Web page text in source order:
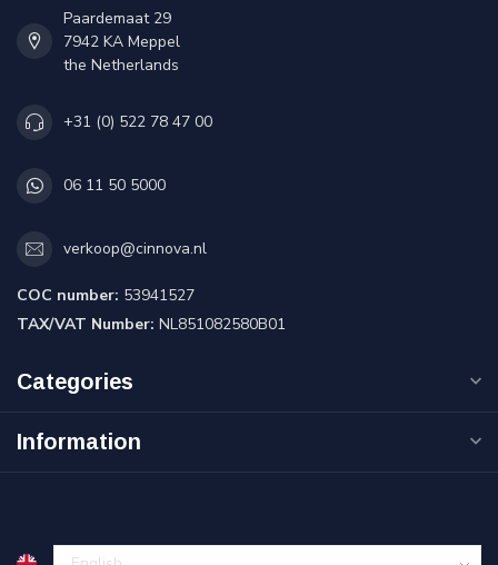
Paardemaat 29
7942 KA Meppel
the Netherlands
+31 (0) 522 78 47 00
06 11 50 5000
verkoop@cinnova.nl
COC number: 53941527
TAX/VAT Number: NL851082580B01
Categories
Information